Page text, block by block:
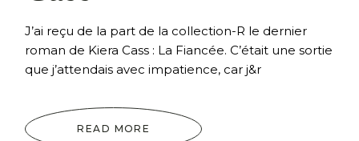
J’ai reçu de la part de la collection-R le dernier
roman de Kiera Cass : La Fiancée. C’était une sortie
que j’attendais avec impatience, car j&r
READ MORE